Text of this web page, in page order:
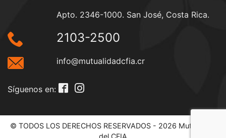
Apto. 2346-1000. San José, Costa Rica.
2103-2500
info@mutualidadcfia.cr
Síguenos en:
© TODOS LOS DERECHOS RESERVADOS - 2026 Mutualidad
del CFIA